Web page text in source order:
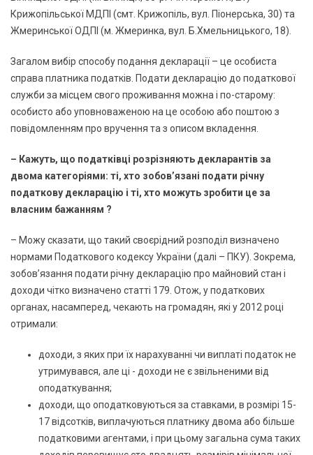
Крижопільської МДПІ (смт. Крижопіль, вул. Піонерська, 30) та
Жмеринської ОДПІ (м. Жмеринка, вул. Б.Хмельницького, 18).
Загалом вибір способу подання декларації – це особиста
справа платника податків. Подати декларацію до податкової
служби за місцем свого проживання можна і по-старому:
особисто або уповноваженою на це особою або поштою з
повідомленням про вручення та з описом вкладення.
– Кажуть, що податківці розрізняють декларантів за
двома категоріями: ті, хто зобов’язані подати річну
податкову декларацію і ті, хто можуть зробити це за
власним бажанням ?
– Можу сказати, що такий своєрідний розподіл визначено
нормами Податкового кодексу України (далі – ПКУ). Зокрема,
зобов’язання подати річну декларацію про майновий стан і
доходи чітко визначено статті 179. Отож, у податкових
органах, насамперед, чекають на громадян, які у 2012 році
отримали:
доходи, з яких при їх нарахуванні чи виплаті податок не
утримувався, але ці - доходи не є звільненими від
оподаткування;
доходи, що оподатковуються за ставками, в розмірі 15-
17 відсотків, виплачуються платнику двома або більше
податковими агентами, і при цьому загальна сума таких